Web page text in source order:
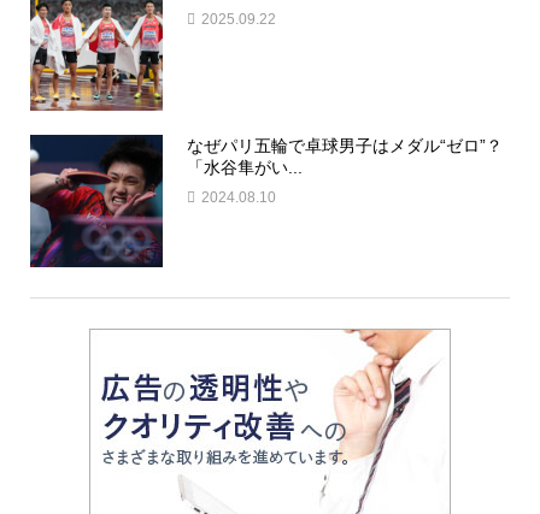
2025.09.22
なぜパリ五輪で卓球男子はメダル“ゼロ”？
「水谷隼がい...
2024.08.10